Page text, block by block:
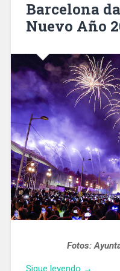
edificio
del
de
la
Pau»
Barcelona
Nuevo Año
Fotos:
Sigue leyendo →